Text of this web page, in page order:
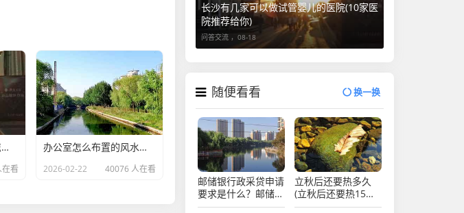
办公室的风水好不好怎么判断(办公室植物摆放的风水知识你知道多少)
看
办公室怎么布置的风水好(办公室工位怎么摆放可以留得住员工)
2026-02-22 40076 人在看
长沙有几家可以做试管婴儿的医院(10家医
院推荐给你)
问答交流 ， 08-18
随便看看 换一换
邮储银行政采贷申请
要求是什么？邮储银
行政采贷产品大纲
立秋后还要热多久
(立秋后还要热15至
30天对吗)